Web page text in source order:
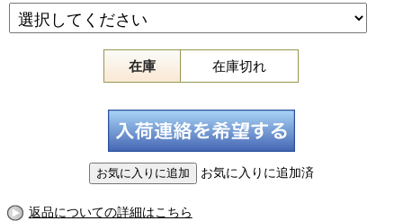
在庫 在庫切れ
お気に入りに追加済
返品についての詳細はこちら